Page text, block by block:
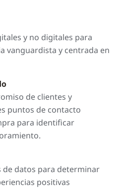
y no digitales para
vanguardista y centrada en
de clientes y
puntos de contacto
para identificar
de datos para determinar
positivas